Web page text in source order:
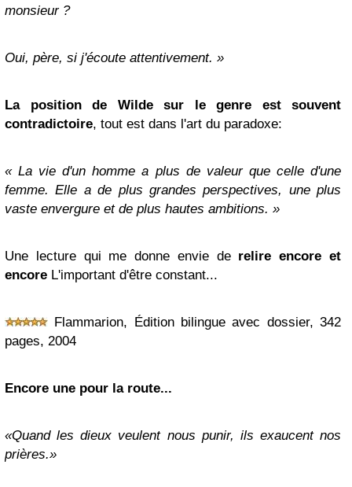
monsieur ?
Oui, père, si j'écoute attentivement. »
La position de Wilde sur le genre est souvent
contradictoire, tout est dans l'art du paradoxe:
« La vie d'un homme a plus de valeur que celle d'une
femme. Elle a de plus grandes perspectives, une plus
vaste envergure et de plus hautes ambitions. »
Une lecture qui me donne envie de relire encore et
encore L'important d'être constant...
Flammarion, Édition bilingue avec dossier, 342
pages, 2004
Encore une pour la route...
«Quand les dieux veulent nous punir, ils exaucent nos
prières.»